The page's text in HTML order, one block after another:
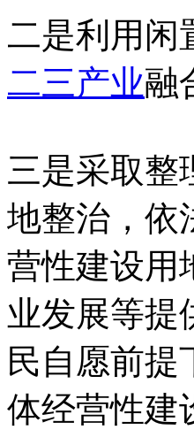
二是利用闲
二三产业融
三是采取整
地整治，依
营性建设用
业发展等提
民自愿前
体经营性建